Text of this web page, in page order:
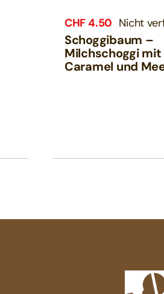
CHF4.50 Nicht
Schoggibaum –
Milchschoggi mit
Caramel und